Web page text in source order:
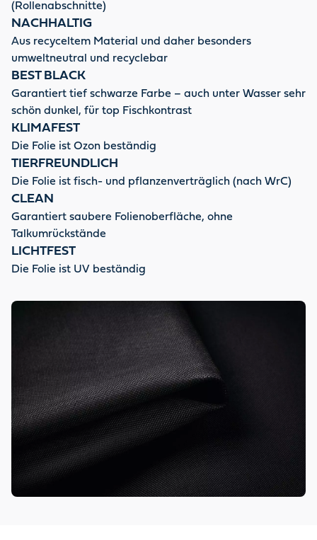
(Rollenabschnitte)
NACHHALTIG
Aus recyceltem Material und daher besonders
umweltneutral und recyclebar
BEST BLACK
Garantiert tief schwarze Farbe – auch unter Wasser sehr
schön dunkel, für top Fischkontrast
KLIMAFEST
Die Folie ist Ozon beständig
TIERFREUNDLICH
Die Folie ist fisch- und pflanzenverträglich (nach WrC)
CLEAN
Garantiert saubere Folienoberfläche, ohne
Talkumrückstände
LICHTFEST
Die Folie ist UV beständig